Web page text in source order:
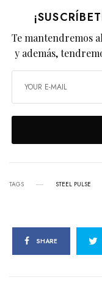
Te mantendremos
y además,
TAGS STEEL PULSE
SHARE